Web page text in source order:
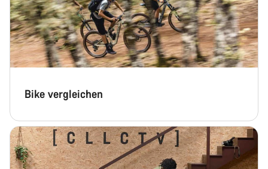
Bike vergleichen